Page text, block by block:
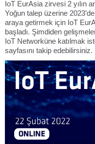
IoT EurAsia zirvesi 2 yılın
Yoğun talep üzerine
araya getirmek için IoT
başladı. Şimdiden
IoT Networküne katılmak
sayfasını takip edebilirsiniz.